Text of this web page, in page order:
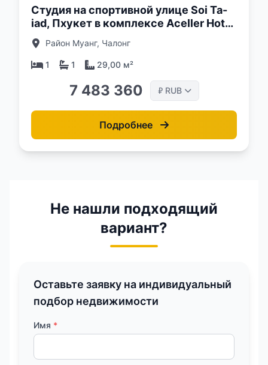
Студия на спортивной улице Soi Ta-
iad, Пхукет в комплексе Aceller Hotel
& Residence
Район Муанг, Чалонг
1 1 29,00 м²
7 483 360 ₽ RUB
Подробнее
Не нашли подходящий
вариант?
Оставьте заявку на индивидуальный
подбор недвижимости
Имя *